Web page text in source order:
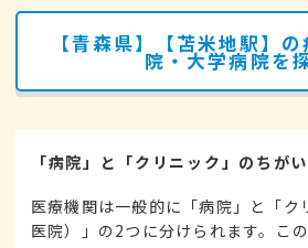
【青森県】【苫米地駅】
院・大学病院を
「病院」と「クリニック」のちが
医療機関は一般的に「病院」と「ク
医院）」の2つに分けられます。こ